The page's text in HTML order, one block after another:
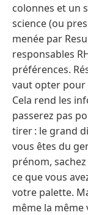
colonnes et un
science (ou
menée par
responsables
préférences.
vaut opter pour
Cela rend les
passerez pas
tirer : le grand
vous êtes du
prénom,
ce que vous
votre palette.
même la même